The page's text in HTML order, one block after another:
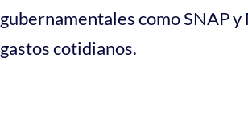
gubernamentales como SNAP
gastos cotidianos.